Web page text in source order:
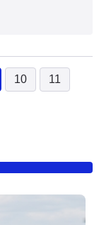
(current)
10 11